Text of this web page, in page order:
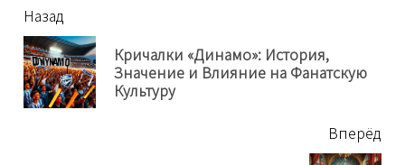
читать
еще
Назад
Кричалки «Динамо»: История,
Значение и Влияние на Фанатскую
Культуру
Вперёд